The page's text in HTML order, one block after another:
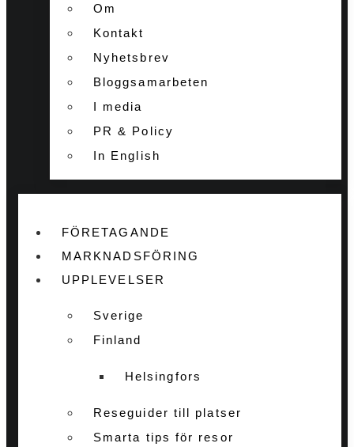
Om
Kontakt
Nyhetsbrev
Bloggsamarbeten
I media
PR & Policy
In English
FÖRETAGANDE
MARKNADSFÖRING
UPPLEVELSER
Sverige
Finland
Helsingfors
Reseguider till platser
Smarta tips för resor